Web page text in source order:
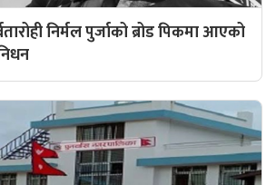
निर्मल पुर्जाको ब्रोड पिकमा आएको